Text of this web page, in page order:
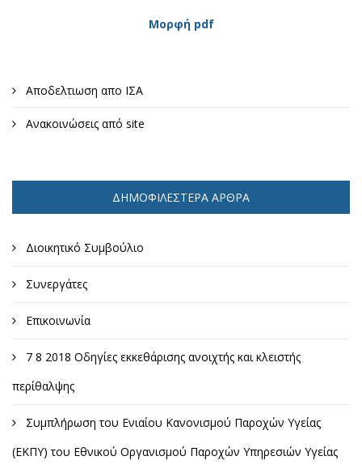
Μορφή pdf
Αποδελτιωση απο ΙΣΑ
Ανακοινώσεις από site
ΔΗΜΟΦΙΛΈΣΤΕΡΑ ΆΡΘΡΑ
Διοικητικό Συμβούλιο
Συνεργάτες
Επικοινωνία
7 8 2018 Οδηγίες εκκεθάρισης ανοιχτής και κλειστής
περίθαλψης
Συμπλήρωση του Ενιαίου Κανονισμού Παροχών Υγείας
(ΕΚΠΥ) του Εθνικού Οργανισμού Παροχών Υπηρεσιών Υγείας